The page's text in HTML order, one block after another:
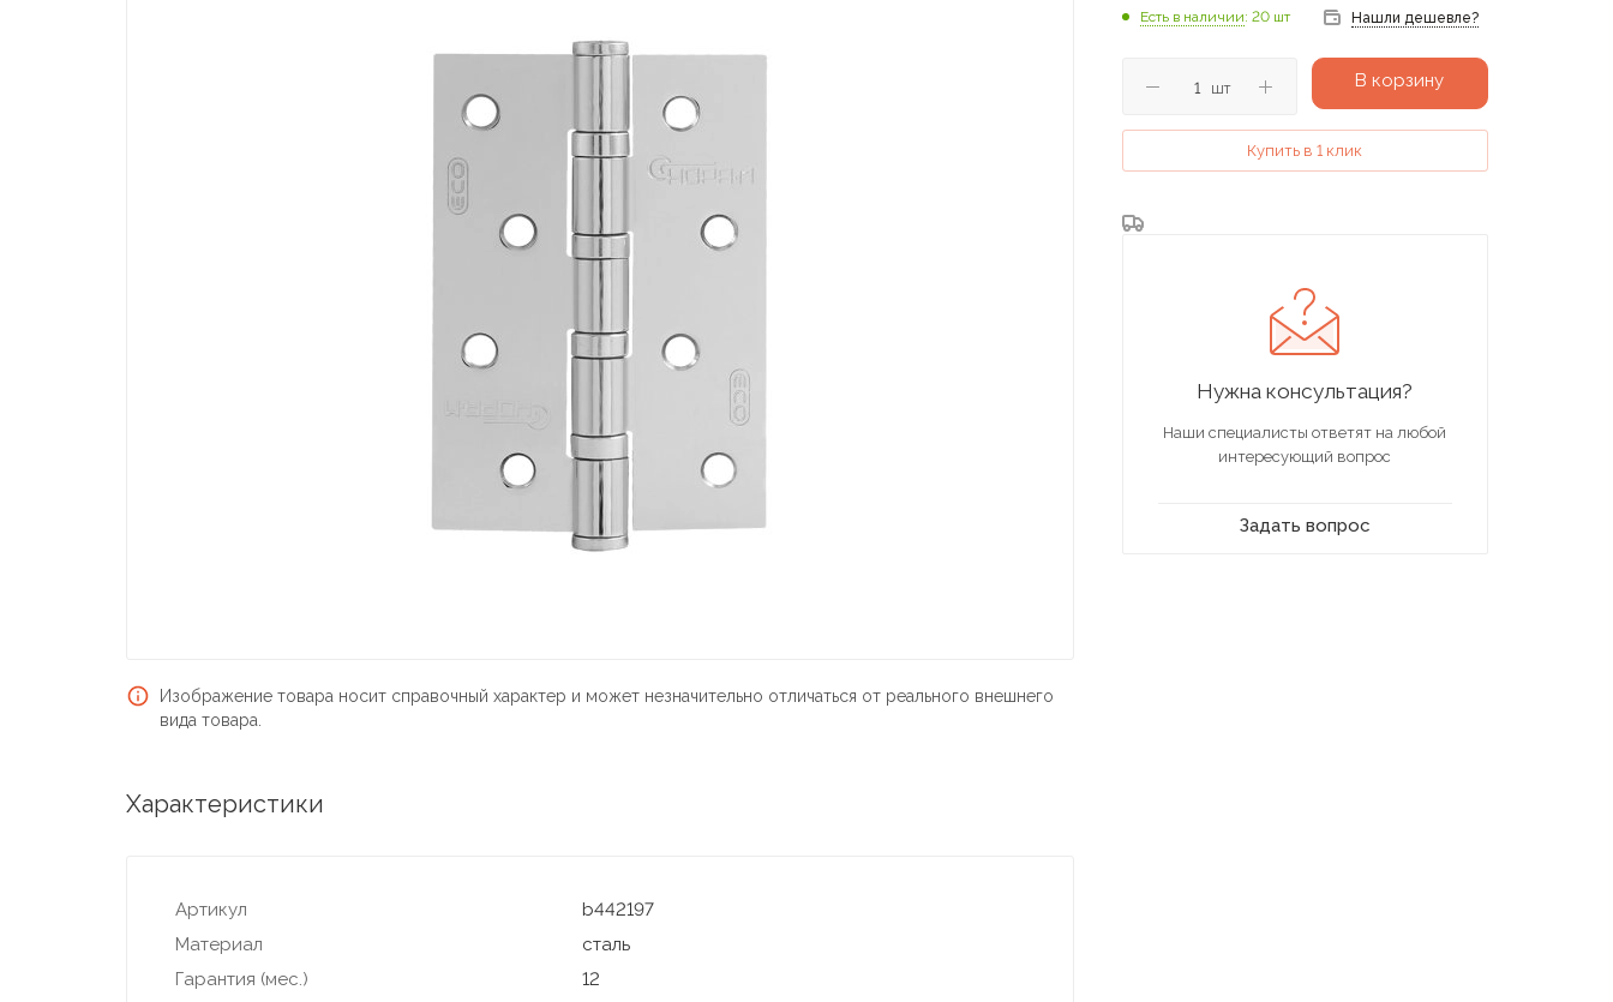
Изображение товара носит справочный характер и может незначительно отличаться от реального внешнего
вида товара.
Характеристики
Артикул
b442197
Материал
сталь
Гарантия (мес.)
12
Есть в наличии: 20 шт Нашли дешевле?
шт В корзину
Купить в 1 клик
Нужна консультация?
Наши специалисты ответят на любой
интересующий вопрос
Задать вопрос